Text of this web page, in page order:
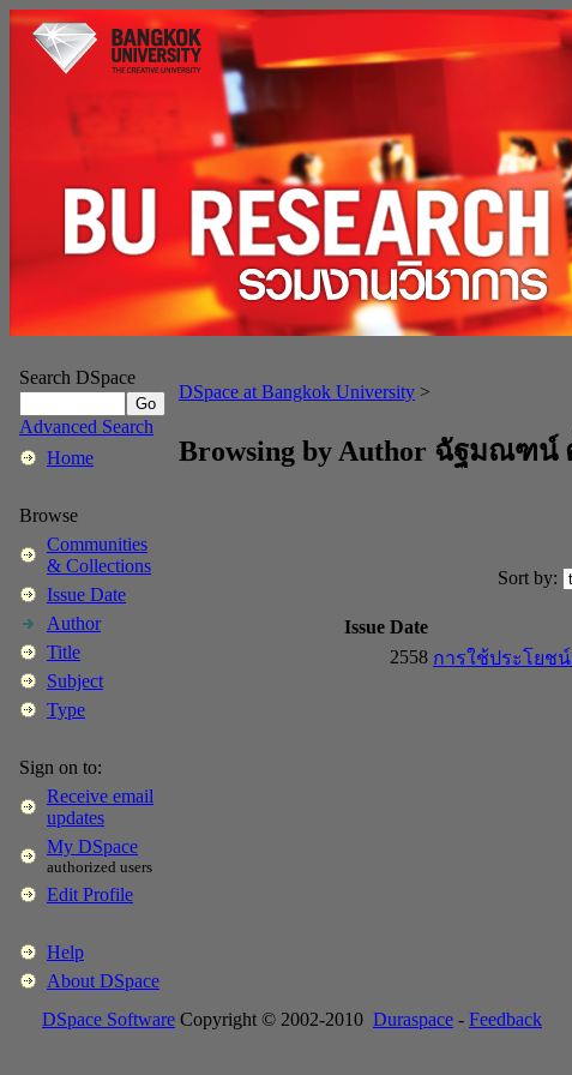
Search DSpace
Advanced Search
Home
Browse
Communities
& Collections
Issue Date
Author
Title
Subject
Type
Sign on to:
Receive email
updates
My DSpace
authorized users
Edit Profile
Help
About DSpace
DSpace at Bangkok University >
Browsing by Author ฉัฐมณฑน์
Sort by:
Issue Date
2558 การใช้ประโยช
DSpace Software Copyright © 2002-2010 Duraspace - Feedback